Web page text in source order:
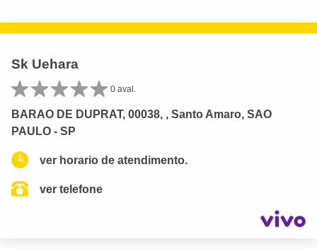
Sk Uehara
0 aval.
BARAO DE DUPRAT, 00038, , Santo Amaro, SAO
PAULO - SP
ver horario de atendimento.
ver telefone